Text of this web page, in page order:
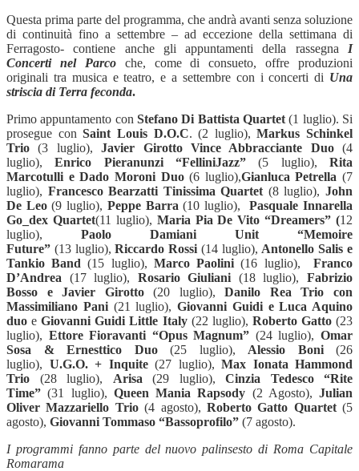
Questa prima parte del programma, che andrà avanti senza soluzione
di continuità fino a settembre – ad eccezione della settimana di
Ferragosto- contiene anche gli appuntamenti della rassegna I
Concerti nel Parco che, come di consueto, offre produzioni
originali tra musica e teatro, e a settembre con i concerti di Una
striscia di Terra feconda.
Primo appuntamento con Stefano Di Battista Quartet (1 luglio). Si
prosegue conSaint Louis D.O.C. (2 luglio),Markus Schinkel
Trio (3 luglio),Javier Girotto Vince Abbracciante Duo(4
luglio),Enrico Pieranunzi “FelliniJazz” (5 luglio),Rita
Marcotulli e Dado Moroni Duo(6 luglio),Gianluca Petrella (7
luglio), Francesco Bearzatti Tinissima Quartet (8 luglio),John
De Leo(9 luglio), Peppe Barra(10 luglio),Pasquale Innarella
Go_dex Quartet(11 luglio), Maria Pia De Vito “Dreamers” (12
luglio), Paolo Damiani Unit “Memoire
Future” (13 luglio),Riccardo Rossi (14 luglio), Antonello Salis e
Tankio Band (15 luglio), Marco Paolini (16 luglio),Franco
D’Andrea (17 luglio), Rosario Giuliani (18 luglio),Fabrizio
Bosso e Javier Girotto(20 luglio),Danilo Rea Trio con
Massimiliano Pani (21 luglio), Giovanni Guidi e Luca Aquino
duo eGiovanni Guidi Little Italy (22 luglio), Roberto Gatto(23
luglio), Ettore Fioravanti “Opus Magnum” (24 luglio),Omar
Sosa & Ernesttico Duo(25 luglio), Alessio Boni(26
luglio), U.G.O. + Inquite (27 luglio), Max Ionata Hammond
Trio (28 luglio), Arisa (29 luglio), Cinzia Tedesco “Rite
Time” (31 luglio), Queen Mania Rapsody (2 Agosto), Julian
Oliver Mazzariello Trio(4 agosto), Roberto Gatto Quartet(5
agosto), Giovanni Tommaso “Bassoprofilo” (7 agosto).
I programmi fanno parte del nuovo palinsesto di Roma Capitale
Romarama